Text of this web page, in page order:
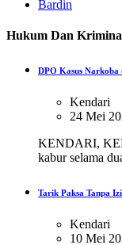
Bardin
Hukum Dan
DPO Kasus
Kendari
24 Mei
KENDARI,
kabur selama
Tarik Paksa Tanpa
Kendari
10 Mei